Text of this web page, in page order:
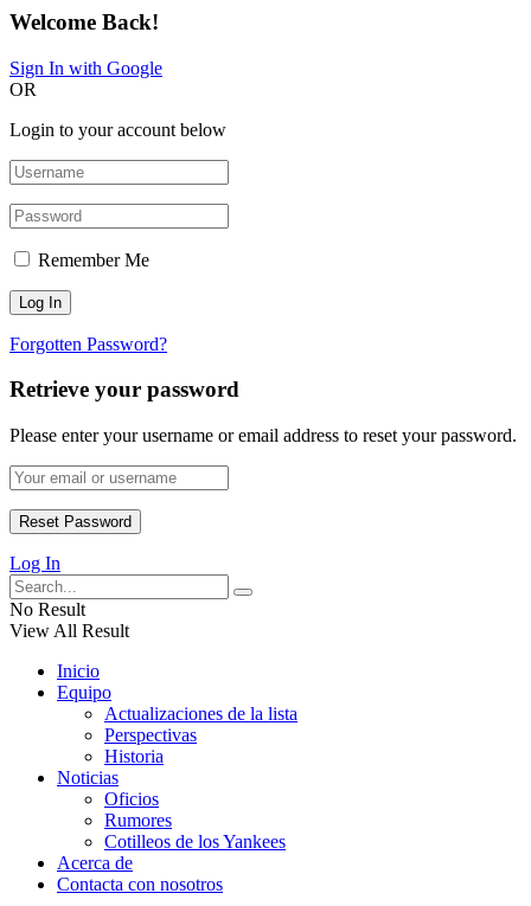
Welcome Back!
Sign In with Google
OR
Login to your account below
Remember Me
Forgotten Password?
Retrieve your password
Please enter your username or email address to reset your password.
Log In
No Result
View All Result
Inicio
Equipo
Actualizaciones de la lista
Perspectivas
Historia
Noticias
Oficios
Rumores
Cotilleos de los Yankees
Acerca de
Contacta con nosotros